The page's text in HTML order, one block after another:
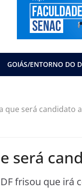
GOIÁS/ENTORNO DO
que será candidato
será
frisou que irá